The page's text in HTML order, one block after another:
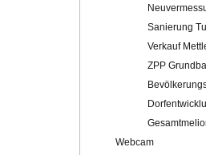
Sanierung
Verkauf
ZPP
Webcam